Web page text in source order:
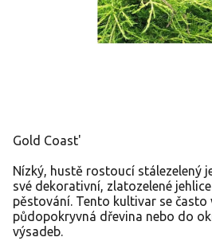
Gold Coast'
Nízký, hustě rostoucí stálezelený
své dekorativní, zlatozelené
pěstování. Tento kultivar se často
půdopokryvná dřevina nebo do
výsadeb.